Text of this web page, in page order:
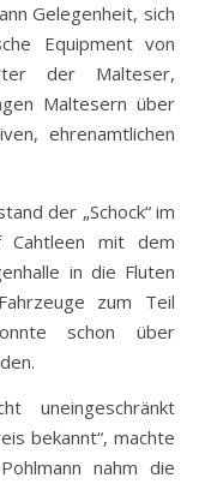
Gelegenheit, sich
Equipment von
der Malteser,
Maltesern über
ehrenamtlichen
der „Schock“ im
Cahtleen mit dem
in die Fluten
zum Teil
schon über
uneingeschränkt
bekannt“, machte
nahm die